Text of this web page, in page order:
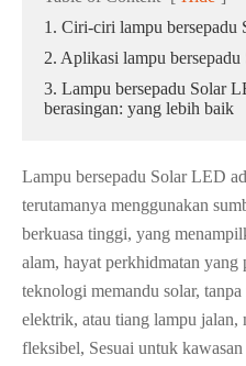
1. Ciri-ciri lampu bersepadu
2. Aplikasi lampu
3. Lampu bersepadu Solar
berasingan: yang lebih baik
Lampu bersepadu Solar LED
terutamanya menggunakan
berkuasa tinggi, yang
alam, hayat perkhidmatan yang
teknologi memandu solar,
elektrik, atau tiang lampu jalan,
fleksibel, Sesuai untuk